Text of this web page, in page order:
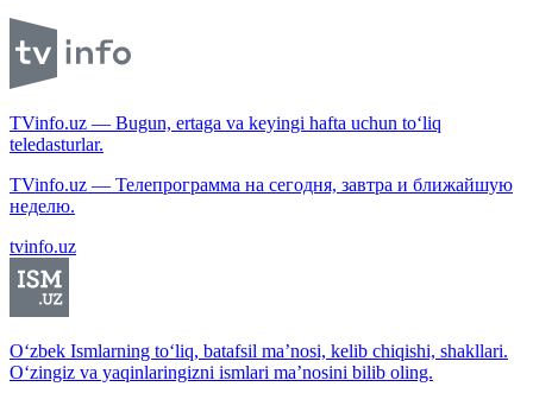
TVinfo.uz — Bugun, ertaga va keyingi hafta uchun to‘liq
teledasturlar.
TVinfo.uz — Телепрограмма на сегодня, завтра и ближайшую
неделю.
tvinfo.uz
O‘zbek Ismlarning to‘liq, batafsil ma’nosi, kelib chiqishi, shakllari.
O‘zingiz va yaqinlaringizni ismlari ma’nosini bilib oling.